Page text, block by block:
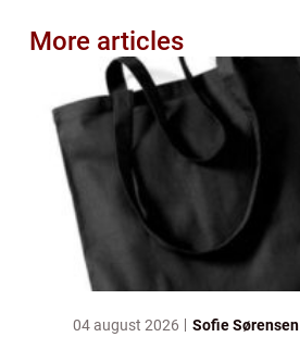
More articles
04 august 2026 Sofie Sørensen